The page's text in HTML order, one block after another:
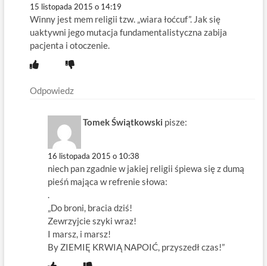
15 listopada 2015 o 14:19
Winny jest mem religii tzw. „wiara łoćcuf”. Jak się
uaktywni jego mutacja fundamentalistyczna zabija
pacjenta i otoczenie.
Odpowiedz
Tomek Świątkowski pisze:
16 listopada 2015 o 10:38
niech pan zgadnie w jakiej religii śpiewa się z dumą
pieśń mająca w refrenie słowa:
.
„Do broni, bracia dziś!
Zewrzyjcie szyki wraz!
I marsz, i marsz!
By ZIEMIĘ KRWIĄ NAPOIĆ, przyszedł czas!”